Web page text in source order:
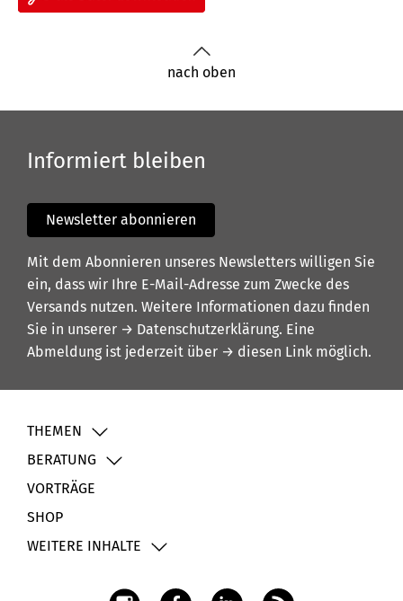
nach oben
Informiert bleiben
Newsletter abonnieren
Mit dem Abonnieren unseres Newsletters willigen Sie
ein, dass wir Ihre E-Mail-Adresse zum Zwecke des
Versands nutzen. Weitere Informationen dazu finden
Sie in unserer → Datenschutzerklärung. Eine
Abmeldung ist jederzeit über → diesen Link möglich.
THEMEN
BERATUNG
VORTRÄGE
SHOP
WEITERE INHALTE